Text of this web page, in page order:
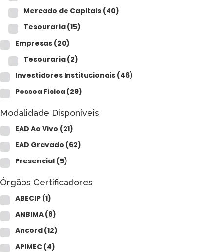
Mercado de Capitais (40)
Tesouraria (15)
Empresas (20)
Tesouraria (2)
Investidores Institucionais (46)
Pessoa Física (29)
Modalidade Disponíveis
EAD Ao Vivo (21)
EAD Gravado (62)
Presencial (5)
Órgãos Certificadores
ABECIP (1)
ANBIMA (8)
Ancord (12)
APIMEC (4)